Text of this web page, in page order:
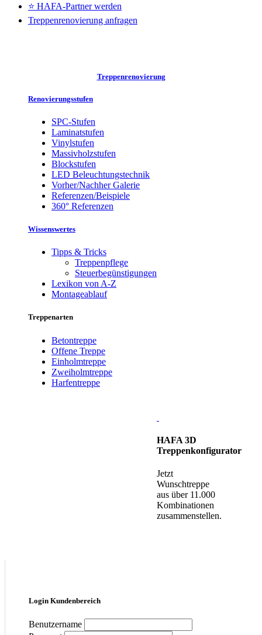
⭐ HAFA-Partner werden
Treppenrenovierung anfragen
Treppenrenovierung
Renovierungsstufen
SPC-Stufen
Laminatstufen
Vinylstufen
Massivholzstufen
Blockstufen
LED Beleuchtungstechnik
Vorher/Nachher Galerie
Referenzen/Beispiele
360° Referenzen
Wissenswertes
Tipps & Tricks
Treppenpflege
Steuerbegünstigungen
Lexikon von A-Z
Montageablauf
Treppenarten
Betontreppe
Offene Treppe
Einholmtreppe
Zweiholmtreppe
Harfentreppe
HAFA 3D
Treppenkonfigurator
Jetzt
Wunschtreppe
aus über 11.000
Kombinationen
zusammenstellen.
Login Kundenbereich
Benutzername